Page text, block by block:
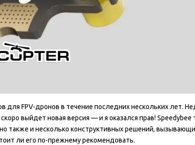
для FPV-дронов в течение последних нескольких лет.
выйдет новая версия — и я оказался прав! Speedybee
также и несколько конструктивных решений,
ли его по-прежнему рекомендовать.